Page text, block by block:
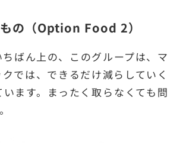
の（Option Food 2）
ばん上の、このグループは、マ
では、できるだけ減らしていく
ます。まったく取らなくても問